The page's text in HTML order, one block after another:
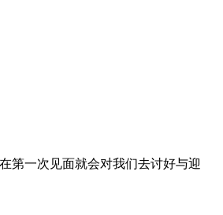
第一次见面就会对我们去讨好与迎